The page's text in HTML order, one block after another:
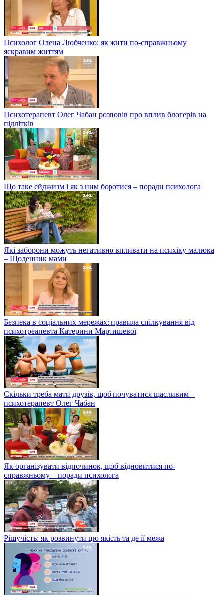
Психолог Олена Любченко: як жити по-справжньому
яскравим життям
Психотерапевт Олег Чабан розповів про вплив блогерів на
підлітків
Що таке ейджизм і як з ним боротися – поради психолога
Які заборони можуть негативно впливати на психіку малюка
– Щоденник мами
Безпека в соціальних мережах: правила спілкування від
психотреапевта Катерини Мартишевої
Скільки треба мати друзів, щоб почуватися щасливим –
психотерапевт Олег Чабан
Як організувати відпочинок, щоб відновитися по-
справжньому – поради психолога
Рішучість: як розвинути цю якість та де її межа